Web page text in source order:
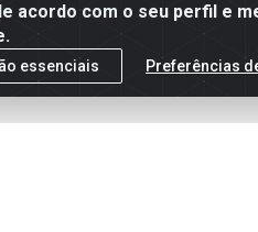
acordo com o seu perfil e
essenciais Preferências